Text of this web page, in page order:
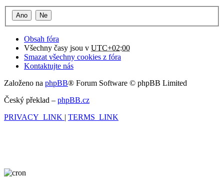
Obsah fóra
Všechny časy jsou v UTC+02:00
Smazat všechny cookies z fóra
Kontaktujte nás
Založeno na phpBB® Forum Software © phpBB Limited
Český překlad – phpBB.cz
PRIVACY_LINK | TERMS_LINK